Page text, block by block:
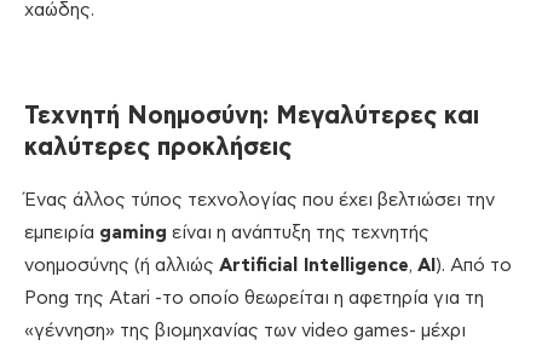
χαώδης.
Τεχνητή Νοημοσύνη: Μεγαλύτερες και
καλύτερες προκλήσεις
Ένας άλλος τύπος τεχνολογίας που έχει βελτιώσει την
εμπειρία gaming είναι η ανάπτυξη της τεχνητής
νοημοσύνης (ή αλλιώς Artificial Intelligence, AΙ ). Από το
Pong της Atari -το οποίο θεωρείται η αφετηρία για τη
«γέννηση» της βιομηχανίας των video games- μέχρι